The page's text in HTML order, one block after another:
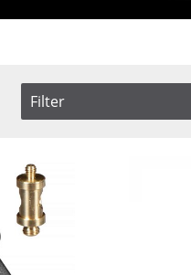
Filter
Pris